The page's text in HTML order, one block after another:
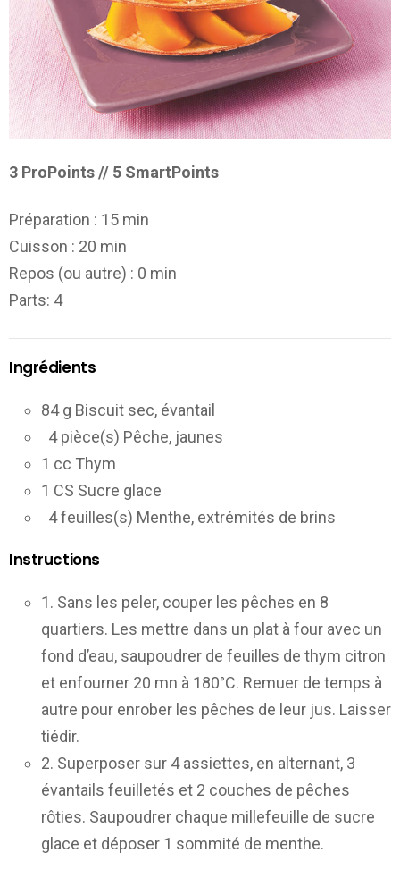
3 ProPoints // 5 SmartPoints
Préparation : 15 min
Cuisson : 20 min
Repos (ou autre) : 0 min
Parts: 4
Ingrédients
84 g Biscuit sec, évantail
4 pièce(s) Pêche, jaunes
1 cc Thym
1 CS Sucre glace
4 feuilles(s) Menthe, extrémités de brins
Instructions
1. Sans les peler, couper les pêches en 8
quartiers. Les mettre dans un plat à four avec un
fond d’eau, saupoudrer de feuilles de thym citron
et enfourner 20 mn à 180°C. Remuer de temps à
autre pour enrober les pêches de leur jus. Laisser
tiédir.
2. Superposer sur 4 assiettes, en alternant, 3
évantails feuilletés et 2 couches de pêches
rôties. Saupoudrer chaque millefeuille de sucre
glace et déposer 1 sommité de menthe.